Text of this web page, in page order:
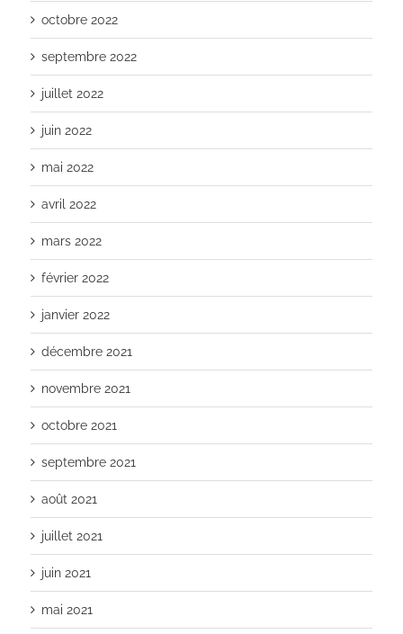
octobre 2022
septembre 2022
juillet 2022
juin 2022
mai 2022
avril 2022
mars 2022
février 2022
janvier 2022
décembre 2021
novembre 2021
octobre 2021
septembre 2021
août 2021
juillet 2021
juin 2021
mai 2021